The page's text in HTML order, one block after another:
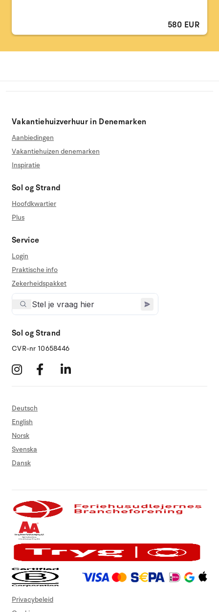
580 EUR
Vakantiehuizverhuur in Denemarken
Aanbiedingen
Vakantiehuizen denemarken
Inspiratie
Sol og Strand
Hoofdkwartier
Plus
Service
Login
Praktische info
Zekerheidspakket
Sol og Strand
CVR-nr 10658446
Deutsch
English
Norsk
Svenska
Dansk
Privacybeleid